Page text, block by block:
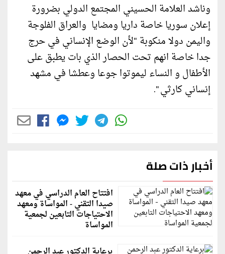
وناشد العلامة الحسيني المجتمع الدولي بضرورة
إعلان سوريا خاصة داريا ومضايا والعراق الفلوجة
واليمن دولا منكوبة "لأن الوضع الإنساني في حرج
جدا خاصة انهم تحت الحصار الذي بات يطبق على
الأطفال و النساء ليموتوا جوعا وعطشا في مشهد
إنساني كارثي ".
أخبار ذات صلة
افتتاح العام الدراسي في معهد
صيدا التقني - المواساة ومعهد
الاحتياجات التابعين لجمعية
المواساة